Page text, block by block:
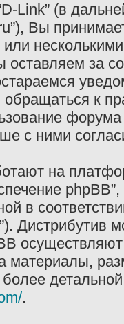
Link” (в
Вы
оставляем за
к
с ними
на
в
Дистрибутив
материалы,
.